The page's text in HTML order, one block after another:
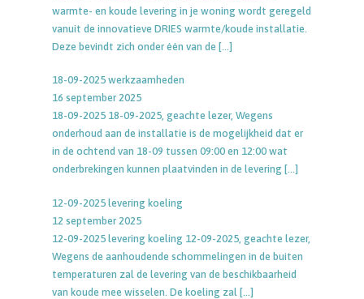
warmte- en koude levering in je woning wordt geregeld
vanuit de innovatieve DRIES warmte/koude installatie.
Deze bevindt zich onder één van de […]
18-09-2025 werkzaamheden
16 september 2025
18-09-2025 18-09-2025, geachte lezer, Wegens
onderhoud aan de installatie is de mogelijkheid dat er
in de ochtend van 18-09 tussen 09:00 en 12:00 wat
onderbrekingen kunnen plaatvinden in de levering […]
12-09-2025 levering koeling
12 september 2025
12-09-2025 levering koeling 12-09-2025, geachte lezer,
Wegens de aanhoudende schommelingen in de buiten
temperaturen zal de levering van de beschikbaarheid
van koude mee wisselen. De koeling zal […]